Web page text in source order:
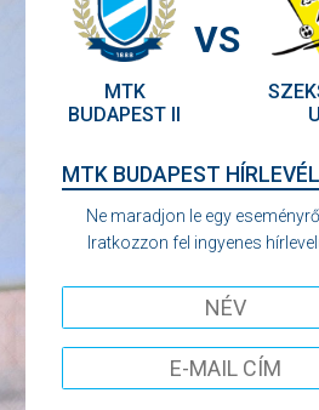
MTK
BUDAPEST II
VS
MTK BUDAPEST HÍRLEVÉL
Ne maradjon le egy
Iratkozzon fel ingyenes